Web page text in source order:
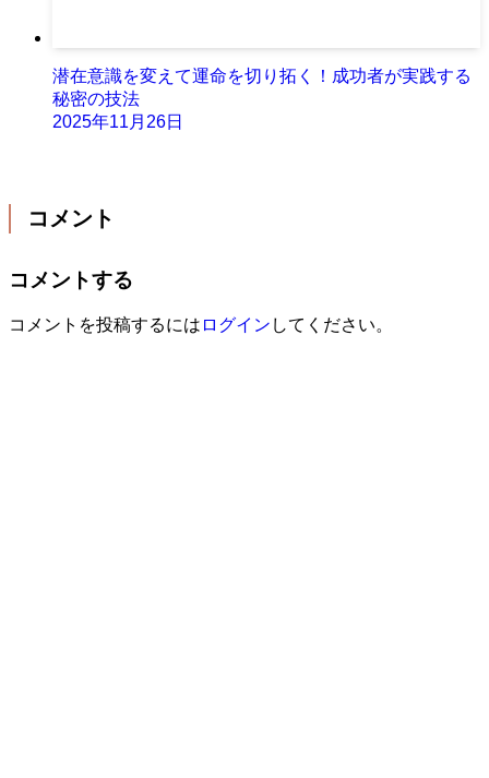
潜在意識を変えて運命を切り拓く！成功者が実践する
秘密の技法
2025年11月26日
コメント
コメントする
コメントを投稿するには ログイン してください。